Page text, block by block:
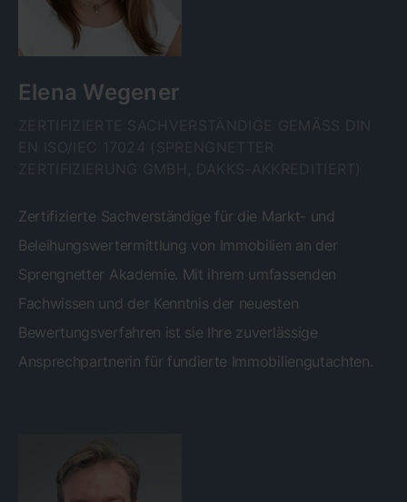
Elena Wegener
Zertifizierte Sachverständige für die Markt- und
Beleihungswertermittlung von Immobilien an der
Sprengnetter Akademie. Mit ihrem umfassenden
Fachwissen und der Kenntnis der neuesten
Bewertungsverfahren ist sie Ihre zuverlässige
Ansprechpartnerin für fundierte Immobiliengutachten.